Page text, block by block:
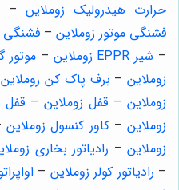
حرارت هیدرولیک زوملاین –
فشنگی موتور زوملاین –فشنگی
– شیر EPPR زوملاین –موتور
زوملاین– برف پاک کن زوملاین
زوملاین–قفل زوملاین –قفل
زوملاین–کاور کنسول زوملاین
زوملاین – رادیاتور بخاری
– رادیاتور کولر زوملاین –